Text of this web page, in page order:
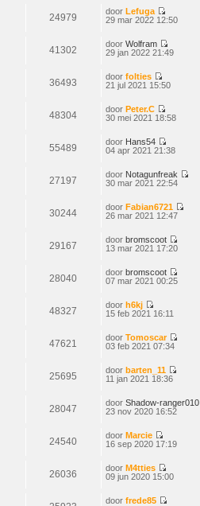
24979
door Lefuga
Bekijk
29 mar 2022 12:50
41302
door Wolfram
Bekijk
29 jan 2022 21:49
36493
door folties
Bekijk
21 jul 2021 15:50
48304
door Peter.C
Bekijk
30 mei 2021 18:58
55489
door Hans54
Bekijk
04 apr 2021 21:38
27197
door Notagunfreak
30 mar 2021 22:54
30244
door Fabian6721
26 mar 2021 12:47
29167
door bromscoot
Bekijk
13 mar 2021 17:20
28040
door bromscoot
Bekijk
07 mar 2021 00:25
48327
door h6kj
Bekijk
15 feb 2021 16:11
47621
door Tomoscar
03 feb 2021 07:34
25695
door barten_11
11 jan 2021 18:36
28047
door Shadow-ranger010
23 nov 2020 16:52
24540
door Marcie
Bekijk
16 sep 2020 17:19
26036
door M4tties
Bekijk
09 jun 2020 15:00
door frede85